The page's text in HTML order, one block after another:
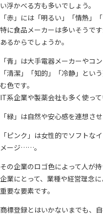
い浮かべる方も多いでしょう。
「赤」には「明るい」「情熱」
特に食品メーカーは多いそうで
あるからでしょうか。
「青」は大手電器メーカーやコ
「清潔」「知的」「冷静」とい
む色です。
IT系企業や製薬会社も多く使って
「緑」は自然や安心感を連想さ
「ピンク」は女性的でソフトな
メージ……。
その企業のロゴ色によって人が
企業にとって、業種や経営理念
重要な要素です。
商標登録とはいかないまでも、